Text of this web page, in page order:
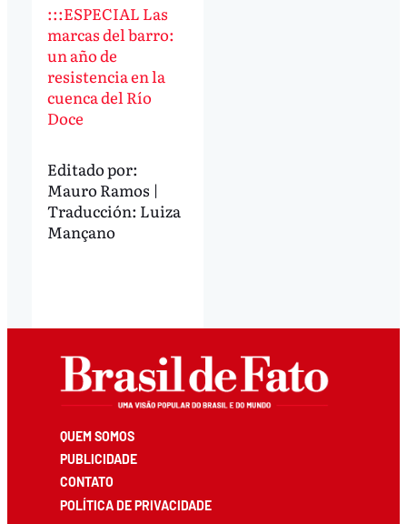
:::ESPECIAL Las
marcas del barro:
un año de
resistencia en la
cuenca del Río
Doce
Editado por:
Mauro Ramos |
Traducción: Luiza
Mançano
QUEM SOMOS
PUBLICIDADE
CONTATO
POLÍTICA DE PRIVACIDADE